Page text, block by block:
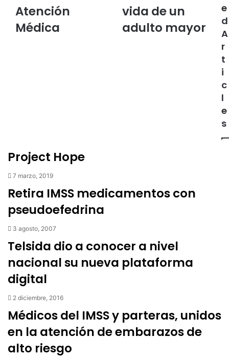
Atención
Médica
vida de un
adulto mayor
e
d
A
r
t
i
c
l
e
s
Project Hope
7 marzo, 2019
Retira IMSS medicamentos con
pseudoefedrina
3 agosto, 2007
Telsida dio a conocer a nivel
nacional su nueva plataforma
digital
2 diciembre, 2016
Médicos del IMSS y parteras, unidos
en la atención de embarazos de
alto riesgo